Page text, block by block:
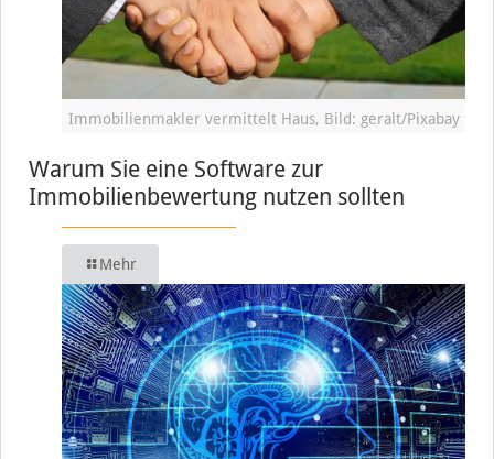
Immobilienmakler vermittelt Haus, Bild: geralt/Pixabay
Warum Sie eine Software zur
Immobilienbewertung nutzen sollten
Mehr